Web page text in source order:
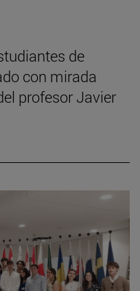
de
con mirada
profesor Javier